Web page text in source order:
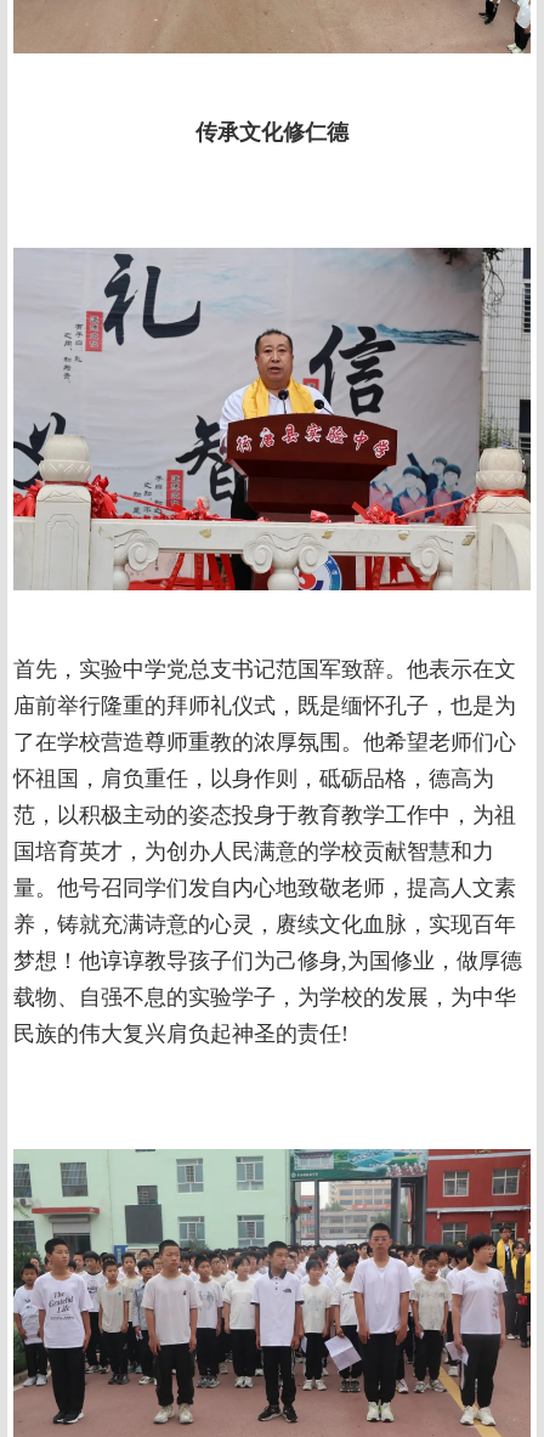
传承文化修仁德
首先，实验中学党总支书记范国军致辞。他表示在文
庙前举行隆重的拜师礼仪式，既是缅怀孔子，也是为
了在学校营造尊师重教的浓厚氛围。他希望老师们心
怀祖国，肩负重任，以身作则，砥砺品格，德高为
范，以积极主动的姿态投身于教育教学工作中，为祖
国培育英才，为创办人民满意的学校贡献智慧和力
量。他号召同学们发自内心地致敬老师，提高人文素
养，铸就充满诗意的心灵，赓续文化血脉，实现百年
梦想！他谆谆教导孩子们为己修身,为国修业，做厚德
载物、自强不息的实验学子，为学校的发展，为中华
民族的伟大复兴肩负起神圣的责任!